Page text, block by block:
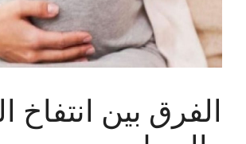
الفرق بين انتفاخ